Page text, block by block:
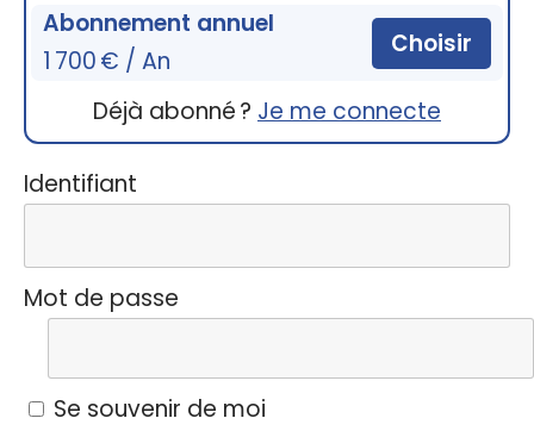
Abonnement annuel
1 700 € / An
Choisir
Déjà abonné ? Je me connecte
Identifiant
Mot de passe
Se souvenir de moi